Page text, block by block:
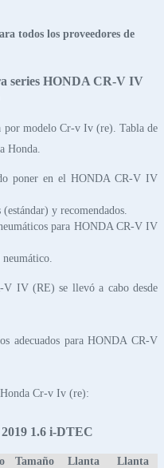
todos los proveedores de
series HONDA CR-V IV
por modelo Cr-v Iv (re). Tabla de
Honda.
poner en el HONDA CR-V IV
(estándar) y recomendados.
para HONDA CR-V IV
IV (RE) se llevó a cabo desde
adecuados para HONDA CR-V
Cr-v Iv (re):
1.6 i-DTEC
Tamaño
Llanta
Llanta